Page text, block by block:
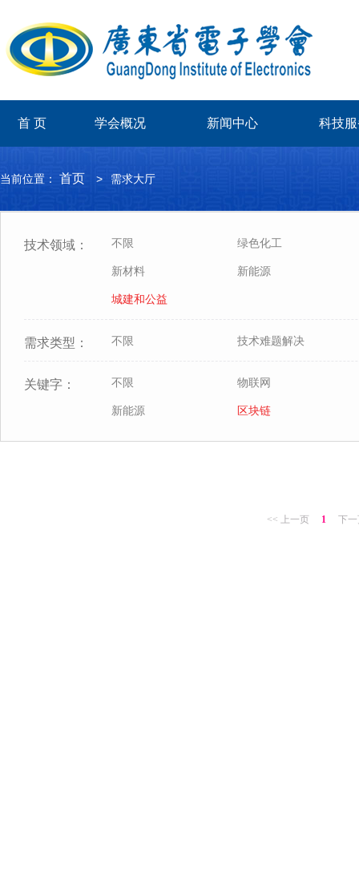
首 页 学会概况 新闻中心 科技
当前位置： 首页 > 需求大厅
技术领域： 不限 绿色化工
新材料 新能源
城建和公益
需求类型： 不限 技术难题解决
关键字： 不限 物联网
新能源 区块链
<< 上一页 1 下